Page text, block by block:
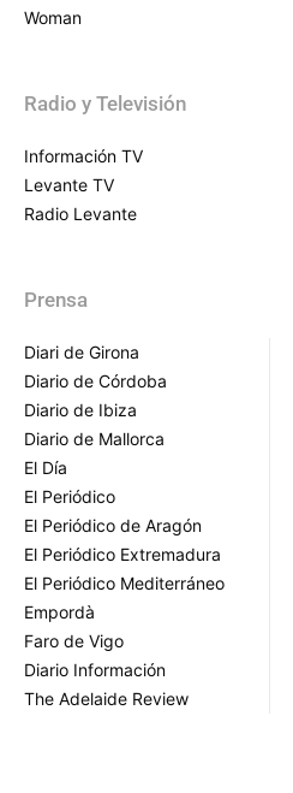
Woman
Radio y Televisión
Información TV
Levante TV
Radio Levante
Prensa
Diari de Girona
Diario de Córdoba
Diario de Ibiza
Diario de Mallorca
El Día
El Periódico
El Periódico de Aragón
El Periódico Extremadura
El Periódico Mediterráneo
Empordà
Faro de Vigo
Diario Información
The Adelaide Review